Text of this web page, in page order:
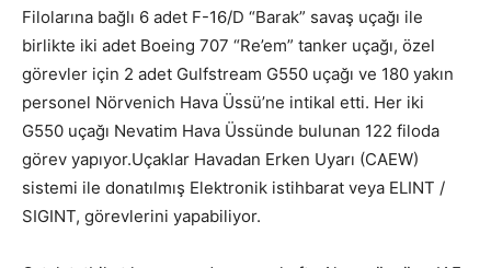
Filolarına bağlı 6 adet F-16/D “Barak” savaş uçağı ile
birlikte iki adet Boeing 707 “Re’em” tanker uçağı, özel
görevler için 2 adet Gulfstream G550 uçağı ve 180 yakın
personel Nörvenich Hava Üssü’ne intikal etti. Her iki
G550 uçağı Nevatim Hava Üssünde bulunan 122 filoda
görev yapıyor.Uçaklar Havadan Erken Uyarı (CAEW)
sistemi ile donatılmış Elektronik istihbarat veya ELINT /
SIGINT, görevlerini yapabiliyor.